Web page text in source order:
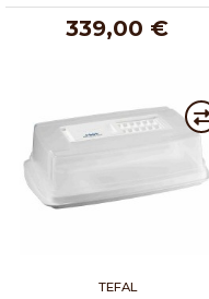
339,00 €
TEFAL